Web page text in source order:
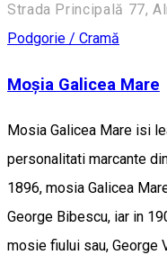
Strada Principală 77,
Podgorie / Cramă
Moșia Galicea Mare
Mosia Galicea Mare isi
personalitati marcante
1896, mosia Galicea
George Bibescu, iar in
mosie fiului sau, George